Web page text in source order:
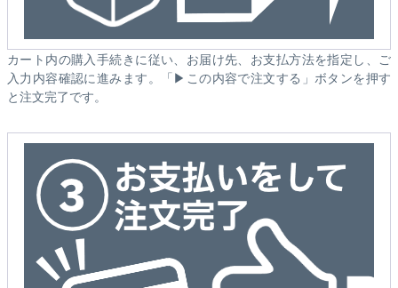
カート内の購入手続きに従い、お届け先、お支払方法を指定し、ご
入力内容確認に進みます。「▶この内容で注文する」ボタンを押す
と注文完了です。